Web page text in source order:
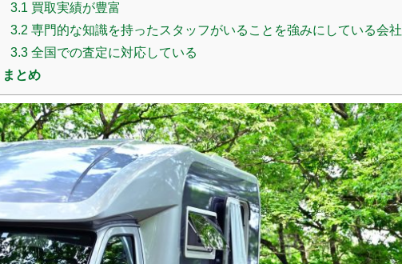
3.1 買取実績が豊富
3.2 専門的な知識を持ったスタッフがいることを強みにしている会社
3.3 全国での査定に対応している
まとめ